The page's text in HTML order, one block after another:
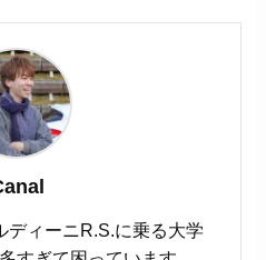
ディーニR.S.に乗る大学